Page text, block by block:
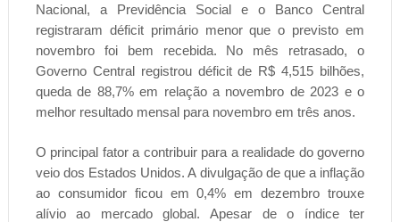
Nacional, a Previdência Social e o Banco Central
registraram déficit primário menor que o previsto em
novembro foi bem recebida. No mês retrasado, o
Governo Central registrou déficit de R$ 4,515 bilhões,
queda de 88,7% em relação a novembro de 2023 e o
melhor resultado mensal para novembro em três anos.
O principal fator a contribuir para a realidade do governo
veio dos Estados Unidos. A divulgação de que a inflação
ao consumidor ficou em 0,4% em dezembro trouxe
alívio ao mercado global. Apesar de o índice ter